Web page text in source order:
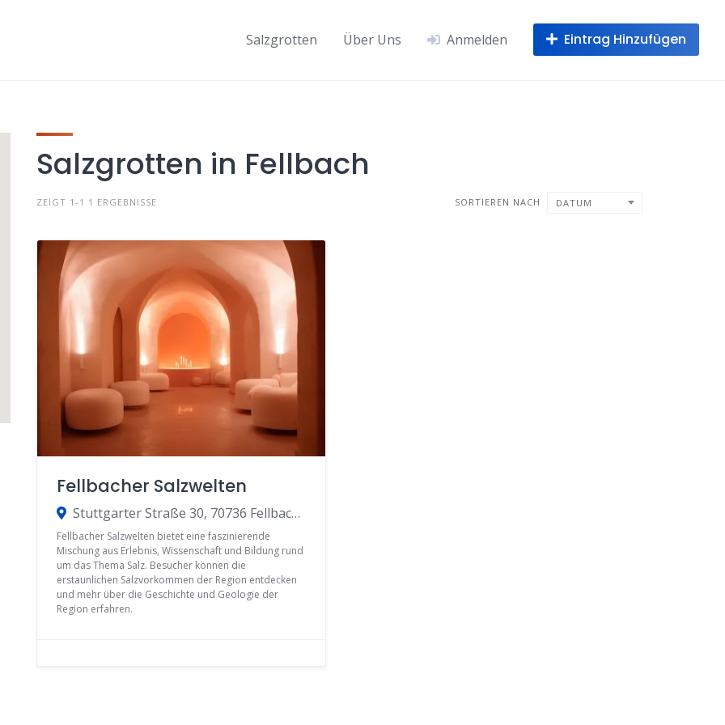
Salzgrotten Über Uns Anmelden Eintrag Hinzufügen
Salzgrotten in Fellbach
ZEIGT 1-1 1 ERGEBNISSE SORTIEREN NACH DATUM
Fellbacher Salzwelten
Stuttgarter Straße 30, 70736 Fellbach, Germany
Fellbacher Salzwelten bietet eine faszinierende
Mischung aus Erlebnis, Wissenschaft und Bildung rund
um das Thema Salz. Besucher können die
erstaunlichen Salzvorkommen der Region entdecken
und mehr über die Geschichte und Geologie der
Region erfahren.